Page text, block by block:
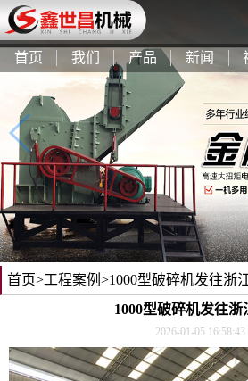
首页 我们 产品 新闻
首页>工程案例 >1000型破碎机发往浙
1000型破碎机发往浙
2026-01-05 16:58:43